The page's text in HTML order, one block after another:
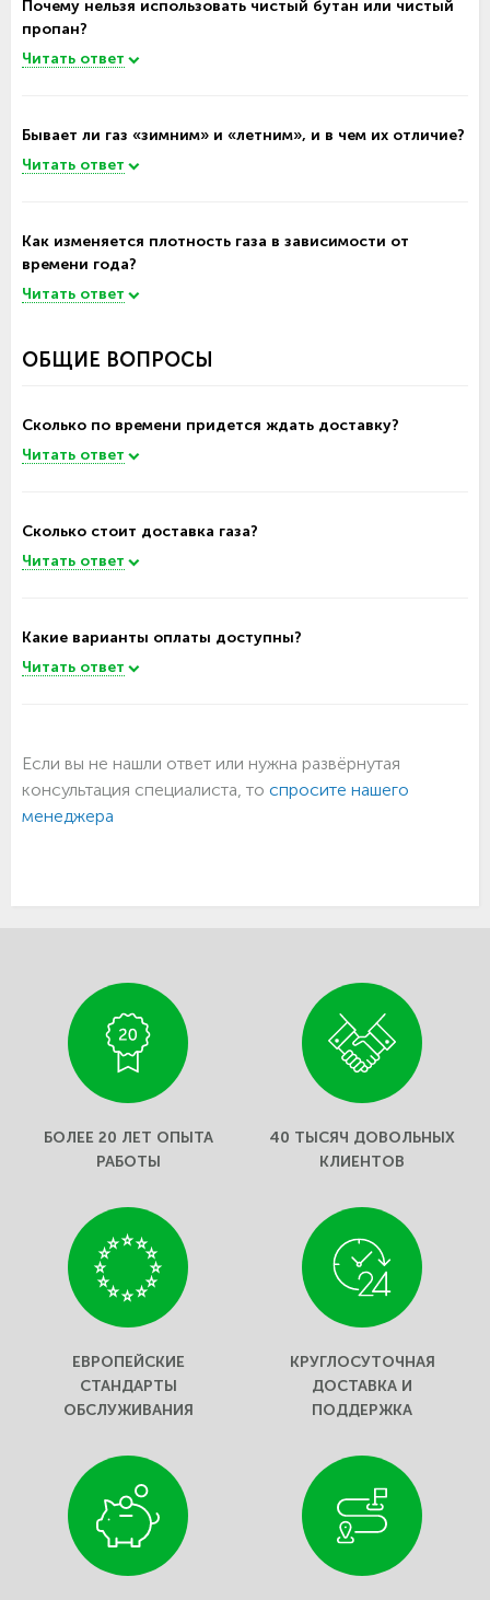
Почему нельзя использовать чистый бутан или чистый
пропан?
Читать ответ
Бывает ли газ «зимним» и «летним», и в чем их отличие?
Читать ответ
Как изменяется плотность газа в зависимости от
времени года?
Читать ответ
ОБЩИЕ ВОПРОСЫ
Сколько по времени придется ждать доставку?
Читать ответ
Сколько стоит доставка газа?
Читать ответ
Какие варианты оплаты доступны?
Читать ответ
Если вы не нашли ответ или нужна развёрнутая
консультация специалиста, то спросите нашего
менеджера
БОЛЕЕ 20 ЛЕТ ОПЫТА
РАБОТЫ
40 ТЫСЯЧ ДОВОЛЬНЫХ
КЛИЕНТОВ
ЕВРОПЕЙСКИЕ
СТАНДАРТЫ
ОБСЛУЖИВАНИЯ
КРУГЛОСУТОЧНАЯ
ДОСТАВКА И
ПОДДЕРЖКА